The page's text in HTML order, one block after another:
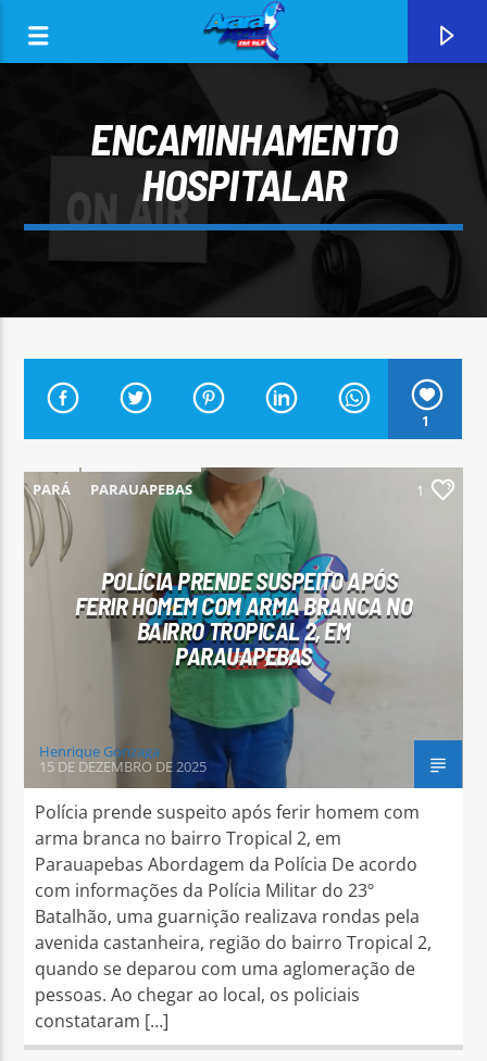
CURRENT TRACK
ARARA AZUL FM 96,9
Arara Azul FM
ENCAMINHAMENTO
HOSPITALAR
1
PARÁ PARAUAPEBAS 1
POLÍCIA PRENDE SUSPEITO APÓS
FERIR HOMEM COM ARMA BRANCA NO
BAIRRO TROPICAL 2, EM
PARAUAPEBAS
Henrique Gonzaga
15 DE DEZEMBRO DE 2025
Polícia prende suspeito após ferir homem com
arma branca no bairro Tropical 2, em
Parauapebas Abordagem da Polícia De acordo
com informações da Polícia Militar do 23º
Batalhão, uma guarnição realizava rondas pela
avenida castanheira, região do bairro Tropical 2,
quando se deparou com uma aglomeração de
pessoas. Ao chegar ao local, os policiais
constataram […]